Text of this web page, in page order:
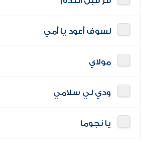
لسوف أعود يا أمي
مولاي
ودي لي سلامي
يا نجوما